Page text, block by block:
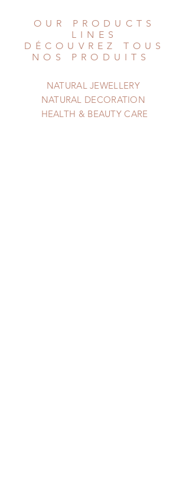
they have
an oblong shape.
© All Things Natural
OUR PRODUCTS
LINES
DÉCOUVREZ TOUS
NOS PRODUITS
NATURAL JEWELLERY
NATURAL DECORATION
HEALTH & BEAUTY CARE